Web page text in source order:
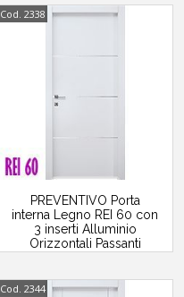
Cod. 2338
PREVENTIVO Porta
interna Legno REI 60 con
3 inserti Alluminio
Orizzontali Passanti
Cod. 2344